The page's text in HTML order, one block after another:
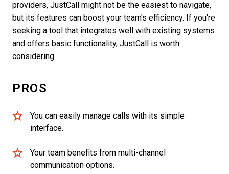
providers, JustCall might not be the easiest to navigate,
but its features can boost your team's efficiency. If you're
seeking a tool that integrates well with existing systems
and offers basic functionality, JustCall is worth
considering.
PROS
You can easily manage calls with its simple
interface.
Your team benefits from multi-channel
communication options.